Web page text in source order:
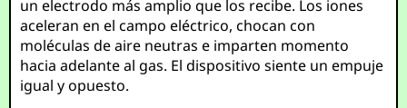
un electrodo más amplio que los recibe. Los iones
aceleran en el campo eléctrico, chocan con
moléculas de aire neutras e imparten momento
hacia adelante al gas. El dispositivo siente un empuje
igual y opuesto.